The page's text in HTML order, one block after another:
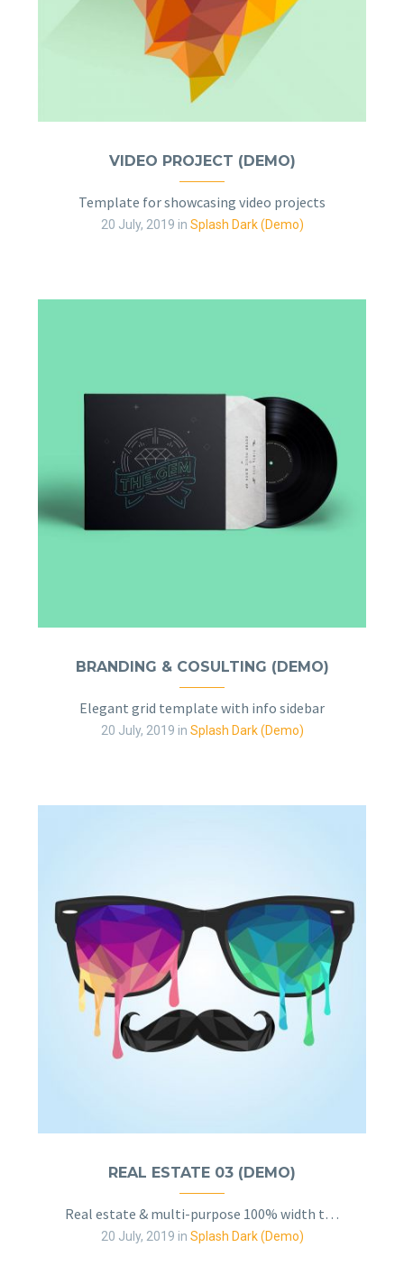
VIDEO PROJECT (DEMO)
Template for showcasing video projects
20 July, 2019 in Splash Dark (Demo)
BRANDING & COSULTING (DEMO)
Elegant grid template with info sidebar
20 July, 2019 in Splash Dark (Demo)
REAL ESTATE 03 (DEMO)
Real estate & multi-purpose 100% width trendy template
20 July, 2019 in Splash Dark (Demo)